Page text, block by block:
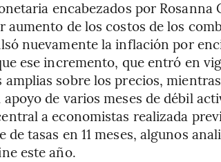
encabezados por Rosanna
de los costos de los
nuevamente la inflación por
ese incremento, que entró en
sobre los precios,
de varios meses de débil
a economistas realizada
tasas en 11 meses, algunos
este año.